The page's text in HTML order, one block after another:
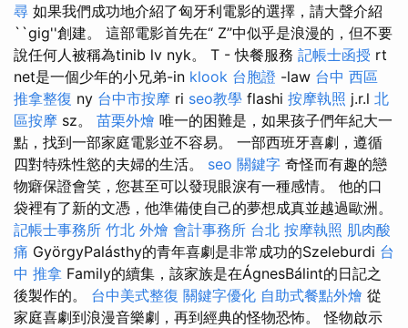
尋 如果我們成功地介紹了匈牙利電影的選擇，請大聲介紹
``gig''創建。 這部電影首先在“ Z”中似乎是浪漫的，但不要
說任何人被稱為tinib lv nyk。 T - 快餐服務 記帳士函授 rt
net是一個少年的小兄弟-in klook 台胞證 -law 台中 西區
推拿整復 ny 台中市按摩 ri seo教學 flashi 按摩執照 j.r.l 北
區按摩 sz。 苗栗外燴 唯一的困難是，如果孩子們年紀大一
點，找到一部家庭電影並不容易。 一部西班牙喜劇，遵循
四對特殊性慾的夫婦的生活。 seo 關鍵字 奇怪而有趣的戀
物癖保證會笑，您甚至可以發現眼淚有一種感情。 他的口
袋裡有了新的文憑，他準備使自己的夢想成真並越過歐洲。
記帳士事務所 竹北 外燴 會計事務所 台北 按摩執照 肌肉酸
痛 GyörgyPalásthy的青年喜劇是非常成功的Szeleburdi 台
中 推拿 Family的續集，該家族是在ÁgnesBálint的日記之
後製作的。 台中美式整復 關鍵字優化 自助式餐點外燴 從
家庭喜劇到浪漫音樂劇，再到經典的怪物恐怖。 怪物啟示